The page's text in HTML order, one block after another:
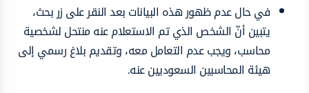
في حال عدم ظهور هذه البيانات بعد النقر على زر بحث،
يتبين أنّ الشخص الذي تم الاستعلام عنه منتحل لشخصية
محاسب، ويجب عدم التعامل معه، وتقديم بلاغ رسمي إلى
هيئة المحاسبين السعوديين عنه.